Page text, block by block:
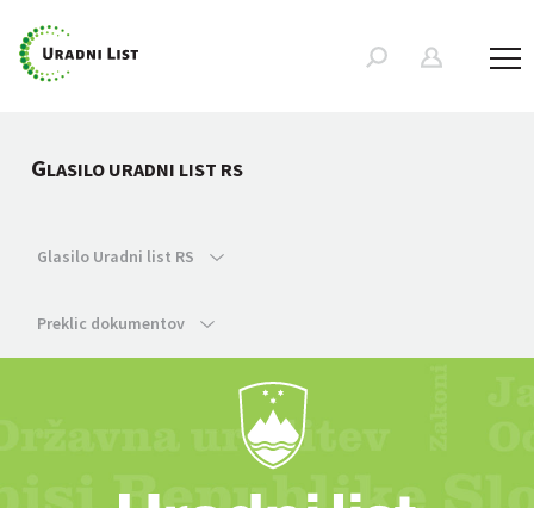
GLASILO URADNI LIST RS
Glasilo Uradni list RS
Preklic dokumentov